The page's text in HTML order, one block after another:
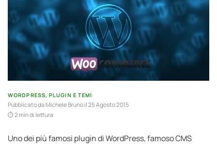
WORDPRESS, PLUGIN E TEMI|
Pubblicato da Michele Brunoil 25 Agosto 2015
2 min di lettura
Uno dei più famosi plugin di WordPress, famoso CMS